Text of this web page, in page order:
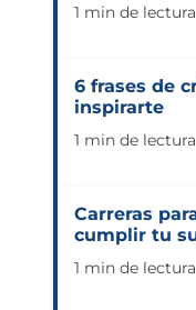
1 min de lectura
6 frases de
inspirarte
1 min de lectura
Carreras
cumplir tu
1 min de lectura